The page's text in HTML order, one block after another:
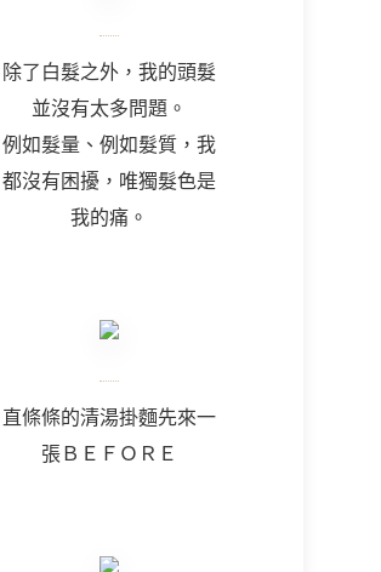
除了白髮之外，我的頭髮
並沒有太多問題。
例如髮量、例如髮質，我
都沒有困擾，唯獨髮色是
我的痛。
直條條的清湯掛麵先來一
張ＢＥＦＯＲＥ